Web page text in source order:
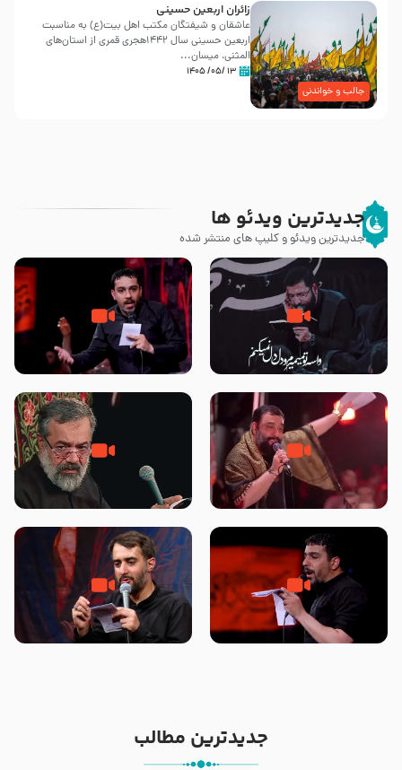
جالب و خواندنی
زائران اربعین حسینی
عاشقان و شیفتگان مکتب اهل بیت(ع) به مناسبت
اربعین حسینی سال ۱۴۴۲هجری قمری از استان‌های
المثنی، میسان...
۱۳ /۰۵/ ۱۴۰۵
جدیدترین ویدئو ها
جدیدترین ویدئو و کلیپ های منتشر شده
مصداق کربلا – حاج حسین سیب
سرخی
شور ، حسینا! به‌ حق زهرا «أُنْظُرْ
إِلَینا» – عزاداری شب هفتم ماه
جانا جانا ابی عبدالله – کربلایی جواد
مقدم – شب هشتم محرم 1448 –
مادر منم مثل تو خمیدم – حاج
محمود کریمی – شهادت حضرت
هیئت رایة العباس علیه السلام
تک ، عبّاس، صاحب دل‌هاست –
حاج حنیف طاهری – عزاداری شب
من غلام نوکراتم من عاشق کربلاتم
– شور زمینه – شب هفتم – محرم
جدیدترین مطالب